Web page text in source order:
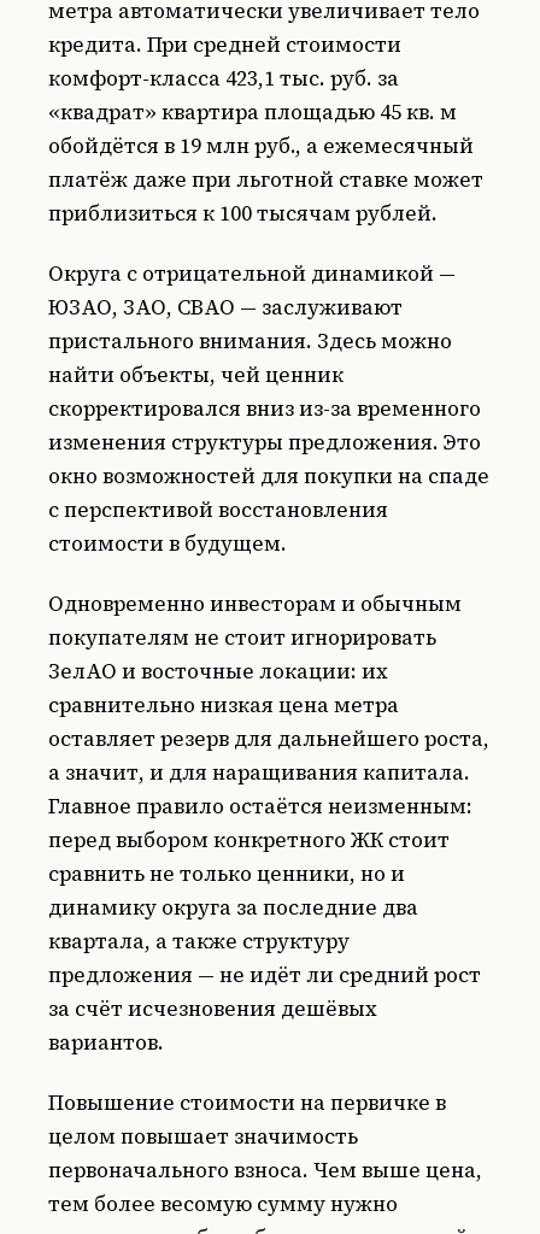
метра автоматически увеличивает тело
кредита. При средней стоимости
комфорт-класса 423,1 тыс. руб. за
«квадрат» квартира площадью 45 кв. м
обойдётся в 19 млн руб., а ежемесячный
платёж даже при льготной ставке может
приблизиться к 100 тысячам рублей.
Округа с отрицательной динамикой —
ЮЗАО, ЗАО, СВАО — заслуживают
пристального внимания. Здесь можно
найти объекты, чей ценник
скорректировался вниз из-за временного
изменения структуры предложения. Это
окно возможностей для покупки на спаде
с перспективой восстановления
стоимости в будущем.
Одновременно инвесторам и обычным
покупателям не стоит игнорировать
ЗелАО и восточные локации: их
сравнительно низкая цена метра
оставляет резерв для дальнейшего роста,
а значит, и для наращивания капитала.
Главное правило остаётся неизменным:
перед выбором конкретного ЖК стоит
сравнить не только ценники, но и
динамику округа за последние два
квартала, а также структуру
предложения — не идёт ли средний рост
за счёт исчезновения дешёвых
вариантов.
Повышение стоимости на первичке в
целом повышает значимость
первоначального взноса. Чем выше цена,
тем более весомую сумму нужно